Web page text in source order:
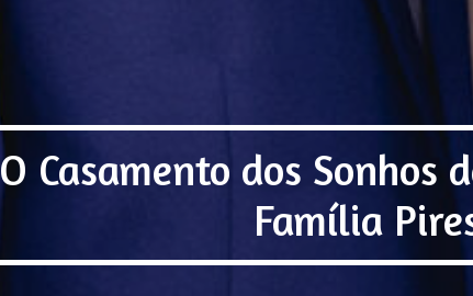
O Casamento dos Sonhos
Família